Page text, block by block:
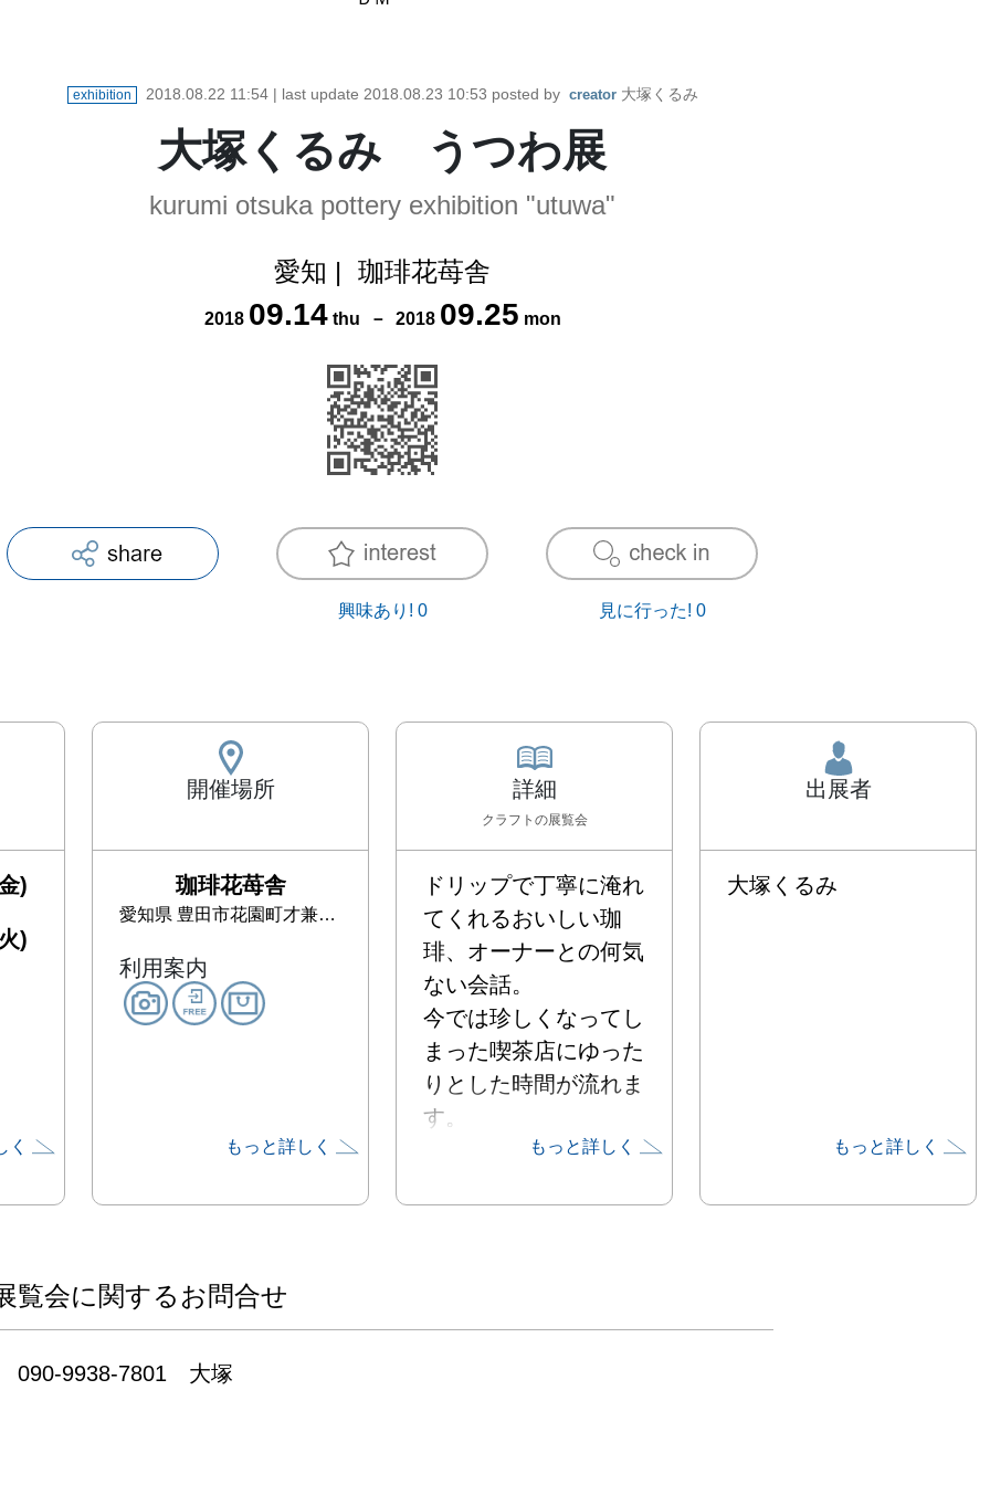
exhibition 2018.08.22 11:54| last update 2018.08.23 10:53 posted by creator 大塚くるみ
大塚くるみ うつわ展
kurumi otsuka pottery exhibition "utuwa"
愛知 | 珈琲花苺舎
2018 09.14 thu － 2018 09.25 mon
興味あり! 0 見に行った! 0
)
)
く
開催場所
珈琲花苺舎
愛知県 豊田市花園町才兼112‐5
利用案内
もっと詳しく
詳細
クラフト の展覧会
ドリップで丁寧に淹れ
てくれるおいしい珈
琲、オーナーとの何気
ない会話。
今では珍しくなってし
まった喫茶店にゆった
りとした時間が流れま
す。
定年と同時に始め
もっと詳しく
出展者
大塚くるみ
もっと詳しく
覧会に関するお問合せ
090-9938‐7801　大塚